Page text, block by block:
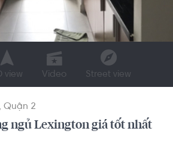
view Video Street view
Quận 2
ngủ Lexington giá tốt nhất